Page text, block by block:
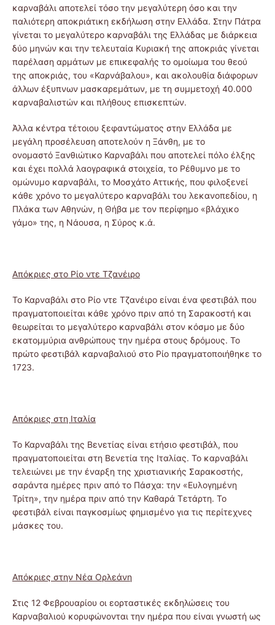
καρναβάλι αποτελεί τόσο την μεγαλύτερη όσο και την
παλιότερη αποκριάτικη εκδήλωση στην Ελλάδα. Στην Πάτρα
γίνεται το μεγαλύτερο καρναβάλι της Ελλάδας με διάρκεια
δύο μηνών και την τελευταία Κυριακή της αποκριάς γίνεται
παρέλαση αρμάτων με επικεφαλής το ομοίωμα του θεού
της αποκριάς, του «Καρνάβαλου», και ακολουθία διάφορων
άλλων έξυπνων μασκαρεμάτων, με τη συμμετοχή 40.000
καρναβαλιστών και πλήθους επισκεπτών.
Άλλα κέντρα τέτοιου ξεφαντώματος στην Ελλάδα με
μεγάλη προσέλευση αποτελούν η Ξάνθη, με το
ονομαστό Ξανθιώτικο Καρναβάλι που αποτελεί πόλο έλξης
και έχει πολλά λαογραφικά στοιχεία, το Ρέθυμνο με το
ομώνυμο καρναβάλι, το Μοσχάτο Αττικής, που φιλοξενεί
κάθε χρόνο το μεγαλύτερο καρναβάλι του λεκανοπεδίου, η
Πλάκα των Αθηνών, η Θήβα με τον περίφημο «βλάχικο
γάμο» της, η Νάουσα, η Σύρος κ.ά.
Απόκριες στο Ρίο ντε Τζανέιρο
Το Καρναβάλι στο Ρίο ντε Τζανέιρο είναι ένα φεστιβάλ που
πραγματοποιείται κάθε χρόνο πριν από τη Σαρακοστή και
θεωρείται το μεγαλύτερο καρναβάλι στον κόσμο με δύο
εκατομμύρια ανθρώπους την ημέρα στους δρόμους. Το
πρώτο φεστιβάλ καρναβαλιού στο Ρίο πραγματοποιήθηκε το
1723.
Απόκριες στη Ιταλία
Το Καρναβάλι της Βενετίας είναι ετήσιο φεστιβάλ, που
πραγματοποιείται στη Βενετία της Ιταλίας. Το καρναβάλι
τελειώνει με την έναρξη της χριστιανικής Σαρακοστής,
σαράντα ημέρες πριν από το Πάσχα: την «Ευλογημένη
Τρίτη», την ημέρα πριν από την Καθαρά Τετάρτη. Το
φεστιβάλ είναι παγκοσμίως φημισμένο για τις περίτεχνες
μάσκες του.
Απόκριες στην Νέα Ορλεάνη
Στις 12 Φεβρουαρίου οι εορταστικές εκδηλώσεις του
Καρναβαλιού κορυφώνονται την ημέρα που είναι γνωστή ως